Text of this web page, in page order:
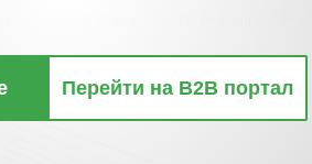
Перейти на B2B портал